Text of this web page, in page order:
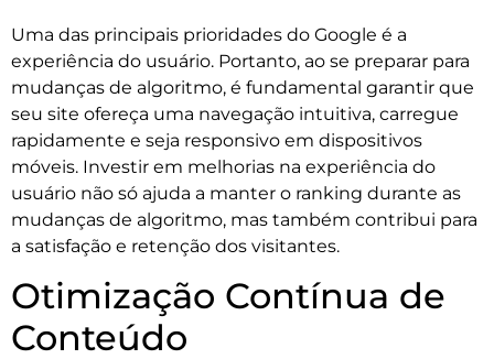
Uma das principais prioridades do Google é a
experiência do usuário. Portanto, ao se preparar para
mudanças de algoritmo, é fundamental garantir que
seu site ofereça uma navegação intuitiva, carregue
rapidamente e seja responsivo em dispositivos
móveis. Investir em melhorias na experiência do
usuário não só ajuda a manter o ranking durante as
mudanças de algoritmo, mas também contribui para
a satisfação e retenção dos visitantes.
Otimização Contínua de
Conteúdo